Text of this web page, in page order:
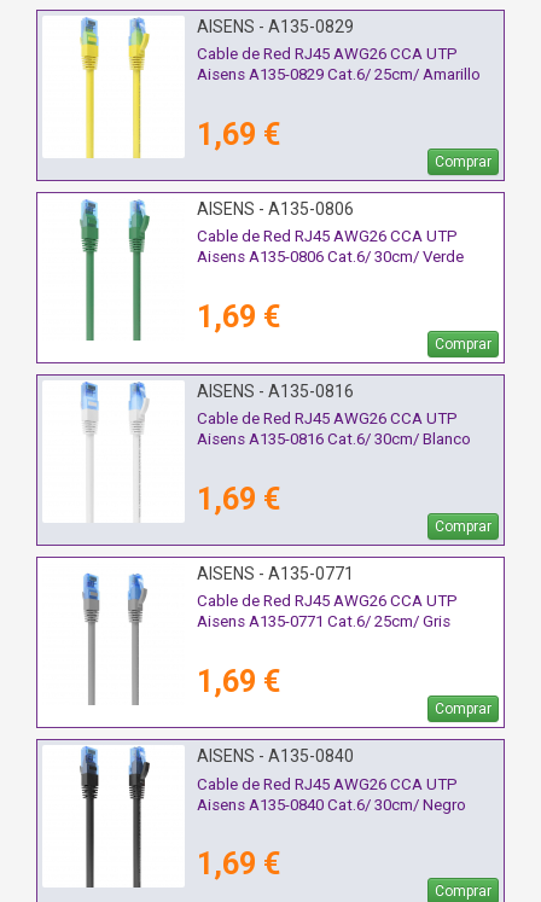
AISENS - A135-0829
Cable de Red RJ45 AWG26 CCA UTP
Aisens A135-0829 Cat.6/ 25cm/ Amarillo
1,69 €
Comprar
AISENS - A135-0806
Cable de Red RJ45 AWG26 CCA UTP
Aisens A135-0806 Cat.6/ 30cm/ Verde
1,69 €
Comprar
AISENS - A135-0816
Cable de Red RJ45 AWG26 CCA UTP
Aisens A135-0816 Cat.6/ 30cm/ Blanco
1,69 €
Comprar
AISENS - A135-0771
Cable de Red RJ45 AWG26 CCA UTP
Aisens A135-0771 Cat.6/ 25cm/ Gris
1,69 €
Comprar
AISENS - A135-0840
Cable de Red RJ45 AWG26 CCA UTP
Aisens A135-0840 Cat.6/ 30cm/ Negro
1,69 €
Comprar